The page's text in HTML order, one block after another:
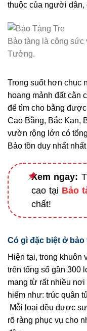
thuộc của người dân,
Bảo tàng là công
Tưởng.
Trong suốt hơn chục
hoang mảnh đất cằn
để tìm cho bằng
Cao Bằng, Bắc Kạn,
vườn rộng lớn có
Bảo tồn duy nhất
Xem ngay:
cao tại Bảo
chất!
Có gì đặc biệt ở bảo
Hiện tại, trong khuôn
trên tổng số gần 300
mang từ rất nhiều
hiếm như: trúc quân
Mỗi loại đều được
rõ ràng phục vụ cho